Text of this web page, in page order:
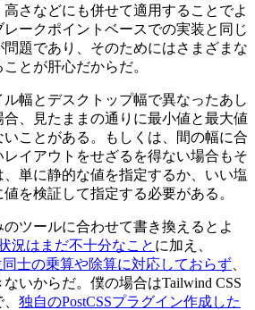
高さなどにも併せて適用することでよ
ークポイントベースでの実装と同じ
問題であり、そのためにはさまざまな
とが肝心だからだ。
幅とデスクトップ幅で異なったあし
、見たままの通りに最小値と最大値
ことがある。もしくは、間の幅に合
イアウトをせざるを得ない場合もそ
、単に静的な値を指定するか、いい塩
を検証して指定する必要がある。
ツールに合わせて書き換えるとよ
況はまだ不十分なこと に加え、
士の乗算や除算に対応しておらず
いからだ。僕の場合はTailwind CSS
独自のPostCSSプラグイン作成した